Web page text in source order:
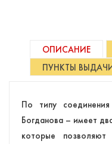
ОПИСАНИЕ
ПУНКТЫ
По типу
Богданова – имеет
которые позволяют